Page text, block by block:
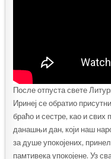
После отпуста свете
Иринеј се обратио
браћо и сестре, као и свих
данашњи дан, који наш
за душе упокојених,
памтивека упокојене. Уз